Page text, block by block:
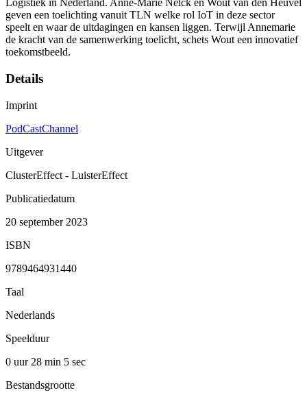
Logistiek in Nederland. Anne-Marie Nelck en Wout van den Heuvel
geven een toelichting vanuit TLN welke rol IoT in deze sector
speelt en waar de uitdagingen en kansen liggen. Terwijl Annemarie
de kracht van de samenwerking toelicht, schets Wout een innovatief
toekomstbeeld.
Details
Imprint
PodCastChannel
Uitgever
ClusterEffect - LuisterEffect
Publicatiedatum
20 september 2023
ISBN
9789464931440
Taal
Nederlands
Speelduur
0 uur 28 min 5 sec
Bestandsgrootte